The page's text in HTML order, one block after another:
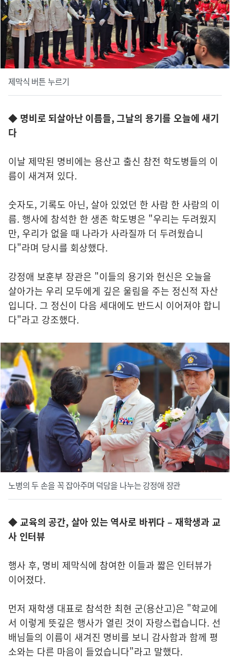
제막식 버튼 누르기
◆ 명비로 되살아난 이름들, 그날의 용기를 오늘에 새기
다
이날 제막된 명비에는 용산고 출신 참전 학도병들의 이
름이 새겨져 있다.
숫자도, 기록도 아닌, 살아 있었던 한 사람 한 사람의 이
름. 행사에 참석한 한 생존 학도병은 "우리는 두려웠지
만, 우리가 없을 때 나라가 사라질까 더 두려웠습니
다"라며 당시를 회상했다.
강정애 보훈부 장관은 "이들의 용기와 헌신은 오늘을
살아가는 우리 모두에게 깊은 울림을 주는 정신적 자산
입니다. 그 정신이 다음 세대에도 반드시 이어져야 합니
다"라고 강조했다.
노병의 두 손을 꼭 잡아주며 덕담을 나누는 강정애 장관
◆교육의 공간, 살아 있는 역사로 바뀌다 – 재학생과 교
사 인터뷰
행사 후, 명비 제막식에 참여한 이들과 짧은 인터뷰가
이어졌다.
먼저 재학생 대표로 참석한 최현 군(용산고)은 "학교에
서 이렇게 뜻깊은 행사가 열린 것이 자랑스럽습니다. 선
배님들의 이름이 새겨진 명비를 보니 감사함과 함께 평
소와는 다른 마음이 들었습니다"라고 말했다.